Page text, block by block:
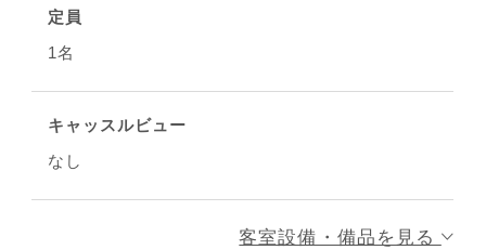
定員
1名
キャッスルビュー
なし
客室設備・備品を見る